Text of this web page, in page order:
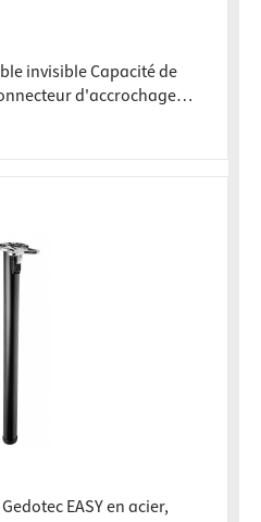
invisible Capacité de
d'accrochage
EASY en acier,